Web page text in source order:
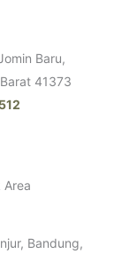
Baru,
41373
Area
Bandung,